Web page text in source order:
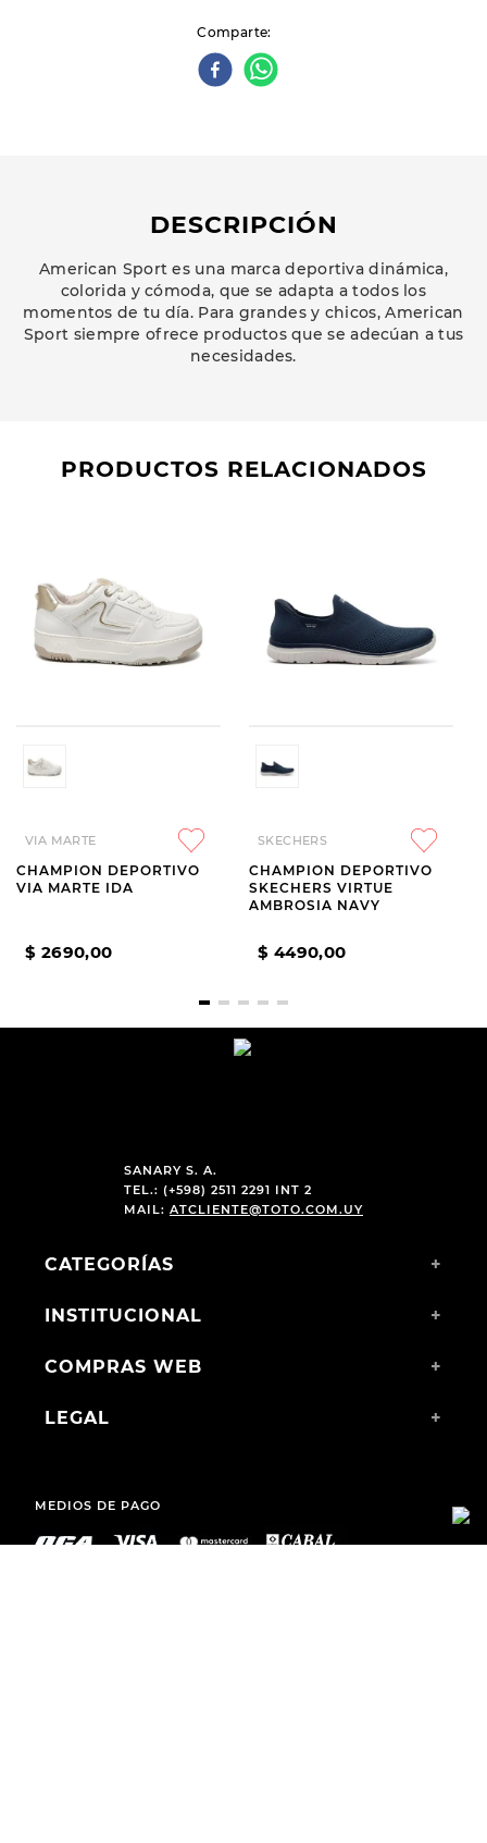
Comparte
DESCRIPCIÓN
American Sport es una marca deportiva dinámica,
colorida y cómoda, que se adapta a todos los
momentos de tu día. Para grandes y chicos, American
Sport siempre ofrece productos que se adecúan a tus
necesidades.
PRODUCTOS RELACIONADOS
VIA MARTE
CHAMPION DEPORTIVO
VIA MARTE IDA
$ 2690,00
SKECHERS
CHAMPION DEPORTIVO
SKECHERS VIRTUE
AMBROSIA NAVY
$ 4490,00
SANARY S. A.
TEL.: (+598) 2511 2291 INT 2
MAIL: ATCLIENTE@TOTO.COM.UY
CATEGORÍAS +
INSTITUCIONAL +
COMPRAS WEB +
LEGAL +
MEDIOS DE PAGO